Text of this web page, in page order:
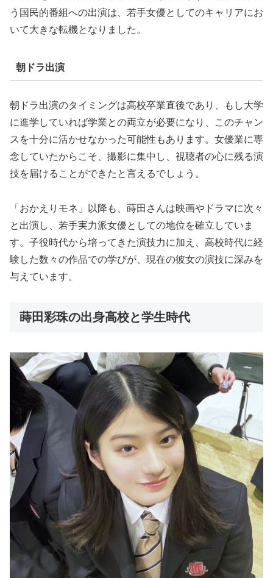
う国民的番組への出演は、若手女優としてのキャリアにお
いて大きな転機となりました。
朝ドラ出演
朝ドラ出演のタイミングは高校卒業直後であり、もし大学
に進学していれば学業との両立が必要になり、このチャン
スを十分に活かせなかった可能性もあります。女優業に専
念していたからこそ、撮影に集中し、視聴者の心に残る演
技を届けることができたと言えるでしょう。
「おかえりモネ」以降も、蒔田さんは映画やドラマに次々
と出演し、若手実力派女優としての地位を確立していま
す。子役時代から培ってきた演技力に加え、高校時代に経
験した数々の作品での学びが、現在の彼女の演技に深みを
与えています。
蒔田彩珠の出身高校と学生時代